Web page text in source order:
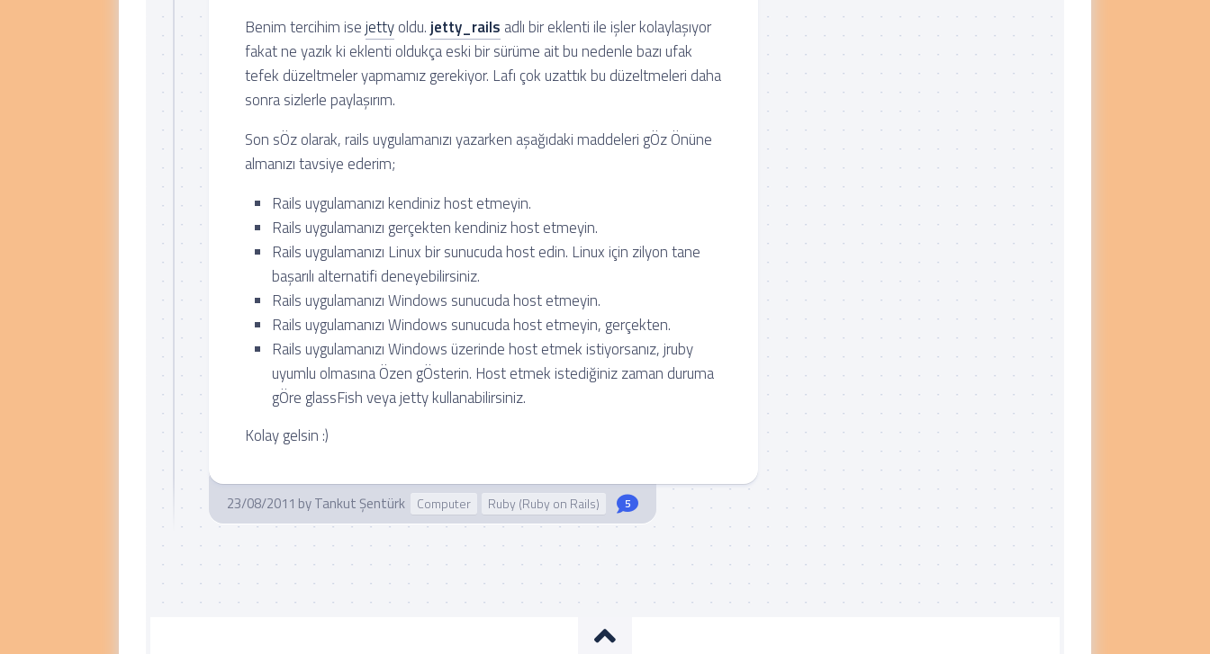
Benim tercihim isejettyoldu.jetty_rails adlı bir eklenti ile işler kolaylaşıyor
fakat ne yazık ki eklenti oldukça eski bir sürüme ait bu nedenle bazı ufak
tefek düzeltmeler yapmamız gerekiyor. Lafı çok uzattık bu düzeltmeleri daha
sonra sizlerle paylaşırım.
Son sÖz olarak, rails uygulamanızı yazarken aşağıdaki maddeleri gÖz Önüne
almanızı tavsiye ederim;
Rails uygulamanızı kendiniz host etmeyin.
Rails uygulamanızı gerçekten kendiniz host etmeyin.
Rails uygulamanızı Linux bir sunucuda host edin. Linux için zilyon tane
başarılı alternatifi deneyebilirsiniz.
Rails uygulamanızı Windows sunucuda host etmeyin.
Rails uygulamanızı Windows sunucuda host etmeyin, gerçekten.
Rails uygulamanızı Windows üzerinde host etmek istiyorsanız, jruby
uyumlu olmasına Özen gÖsterin. Host etmek istediğiniz zaman duruma
gÖre glassFish veya jetty kullanabilirsiniz.
Kolay gelsin :)
23/08/2011 byTankut Şentürk Computer Ruby (Ruby on Rails) 5